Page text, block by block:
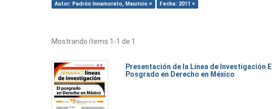
Autor: Padrón Innamorato, Mauricio ×
Fecha: 2011 ×
Mostrando ítems 1-1 de 1
Presentación de la Línea de Investigación El
Posgrado en Derecho en México